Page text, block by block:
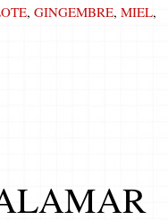
, GINGEMBRE, MIEL,